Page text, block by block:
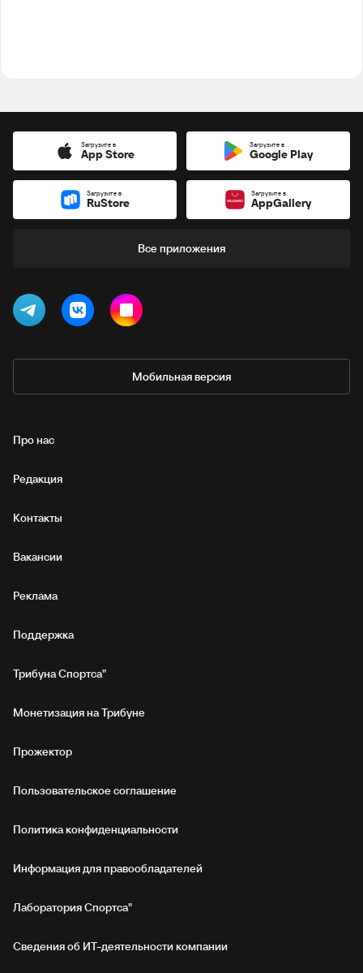
Загрузите в
App Store
Загрузите в
Google Play
Загрузите в
RuStore
Загрузите в
AppGallery
Все приложения
Мобильная версия
Про нас
Редакция
Контакты
Вакансии
Реклама
Поддержка
Трибуна Спортса"
Монетизация на Трибуне
Прожектор
Пользовательское соглашение
Политика конфиденциальности
Информация для правообладателей
Лаборатория Спортса"
Сведения об ИТ‑деятельности компании